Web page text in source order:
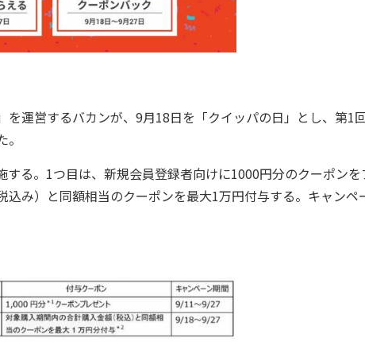
運営するバカンが、9月18日を「クイッパの日」とし、第1
る。1つ目は、新規会員登録者向けに1000円分のクーポンを
み）と同額相当のクーポンを最大1万円付与する。キャンペ